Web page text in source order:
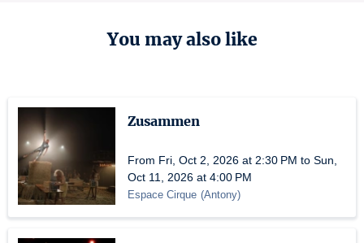
You may also like
Zusammen
From Fri, Oct 2, 2026 at 2:30 PM to Sun,
Oct 11, 2026 at 4:00 PM
Espace Cirque (Antony)